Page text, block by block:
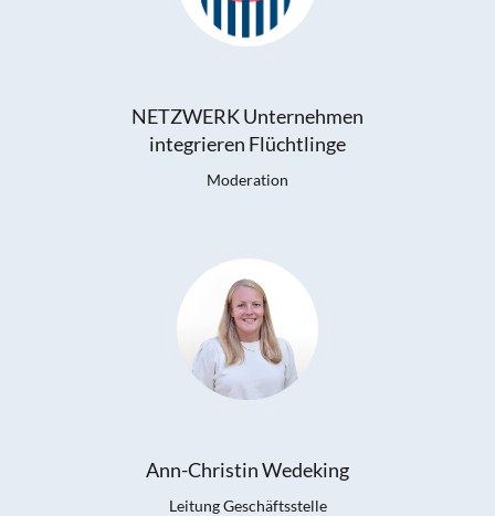
NETZWERK Unternehmen
integrieren Flüchtlinge
Moderation
Ann-Christin Wedeking
Leitung Geschäftsstelle